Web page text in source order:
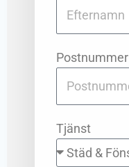
Postnummer
Tjänst